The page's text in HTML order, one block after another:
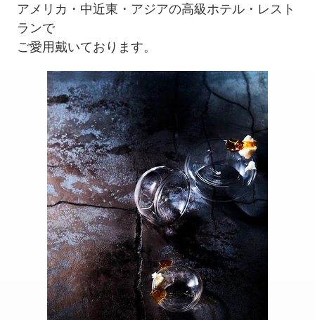
アメリカ・中近東・アジアの高級ホテル・レスト
ランで
ご愛用戴いております。